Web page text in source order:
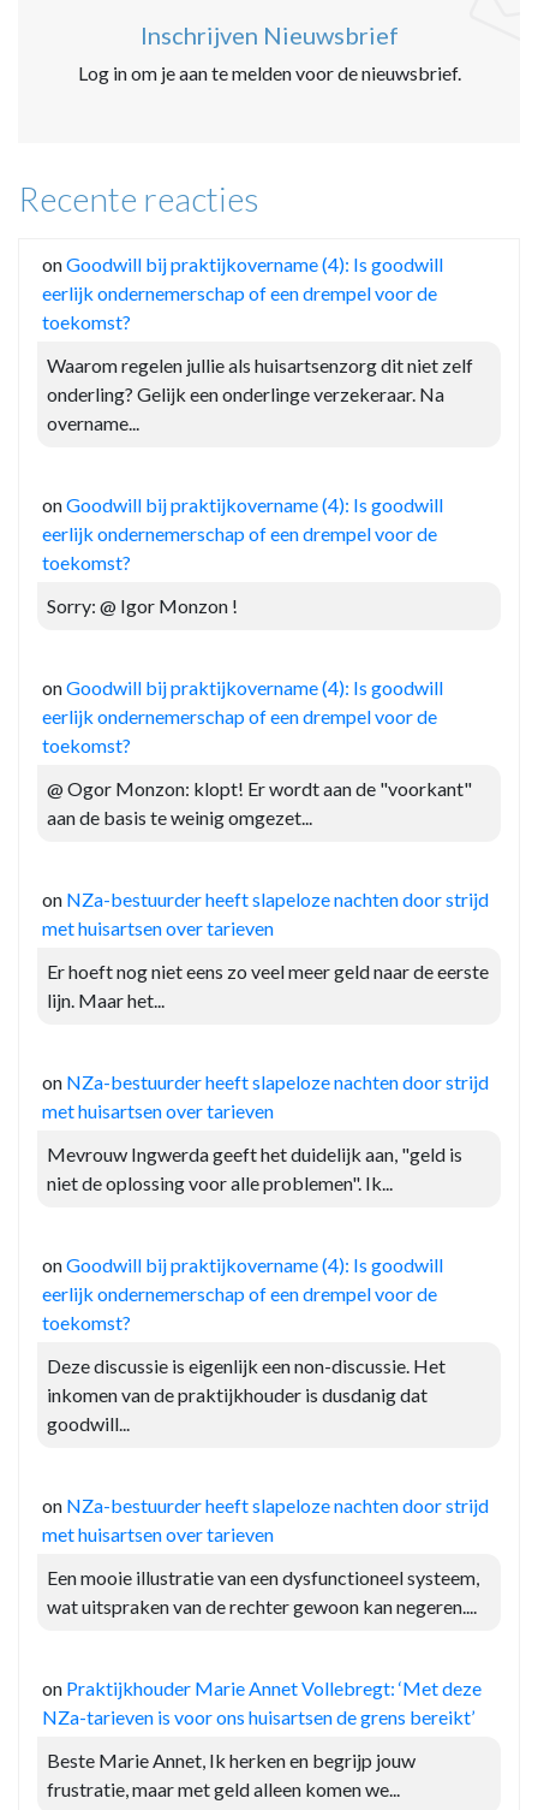
Inschrijven Nieuwsbrief
Log in om je aan te melden voor de nieuwsbrief.
Recente reacties
onGoodwill bij praktijkovername (4): Is goodwill
eerlijk ondernemerschap of een drempel voor de
toekomst?
Waarom regelen jullie als huisartsenzorg dit niet zelf
onderling? Gelijk een onderlinge verzekeraar. Na
overname...
onGoodwill bij praktijkovername (4): Is goodwill
eerlijk ondernemerschap of een drempel voor de
toekomst?
Sorry: @ Igor Monzon !
onGoodwill bij praktijkovername (4): Is goodwill
eerlijk ondernemerschap of een drempel voor de
toekomst?
@ Ogor Monzon: klopt! Er wordt aan de "voorkant"
aan de basis te weinig omgezet...
on NZa-bestuurder heeft slapeloze nachten door strijd
met huisartsen over tarieven
Er hoeft nog niet eens zo veel meer geld naar de eerste
lijn. Maar het...
on NZa-bestuurder heeft slapeloze nachten door strijd
met huisartsen over tarieven
Mevrouw Ingwerda geeft het duidelijk aan, "geld is
niet de oplossing voor alle problemen". Ik...
onGoodwill bij praktijkovername (4): Is goodwill
eerlijk ondernemerschap of een drempel voor de
toekomst?
Deze discussie is eigenlijk een non-discussie. Het
inkomen van de praktijkhouder is dusdanig dat
goodwill...
on NZa-bestuurder heeft slapeloze nachten door strijd
met huisartsen over tarieven
Een mooie illustratie van een dysfunctioneel systeem,
wat uitspraken van de rechter gewoon kan negeren....
on Praktijkhouder Marie Annet Vollebregt: ‘Met deze
NZa-tarieven is voor ons huisartsen de grens bereikt’
Beste Marie Annet, Ik herken en begrijp jouw
frustratie, maar met geld alleen komen we...